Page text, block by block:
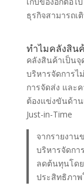
ธุรกิจสามารถเ
ทำไมคลังสิน
คลังสินค้าเป็นจุ
บริหารจัดการไ
การจัดส่ง และ
ต้องแข่งขันด้า
Just-in-Time
จากรายงาน
บริหารจัดกา
ลดต้นทุนโดย
ประสิทธิภาพ